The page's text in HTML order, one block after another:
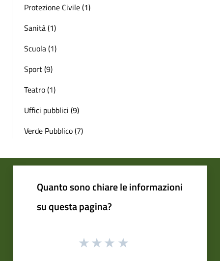
Protezione Civile (1)
Sanità (1)
Scuola (1)
Sport (9)
Teatro (1)
Uffici pubblici (9)
Verde Pubblico (7)
Quanto sono chiare le informazioni
su questa pagina?